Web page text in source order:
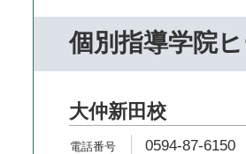
個別指導学院
大仲新田校
0594-87-6150